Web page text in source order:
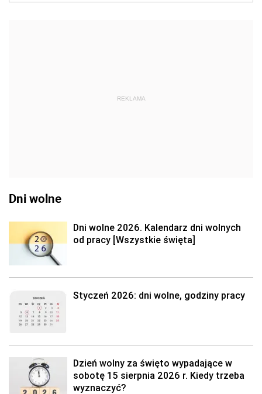
REKLAMA
Dni wolne
Dni wolne 2026. Kalendarz dni wolnych
od pracy [Wszystkie święta]
Styczeń 2026: dni wolne, godziny pracy
Dzień wolny za święto wypadające w
sobotę 15 sierpnia 2026 r. Kiedy trzeba
wyznaczyć?